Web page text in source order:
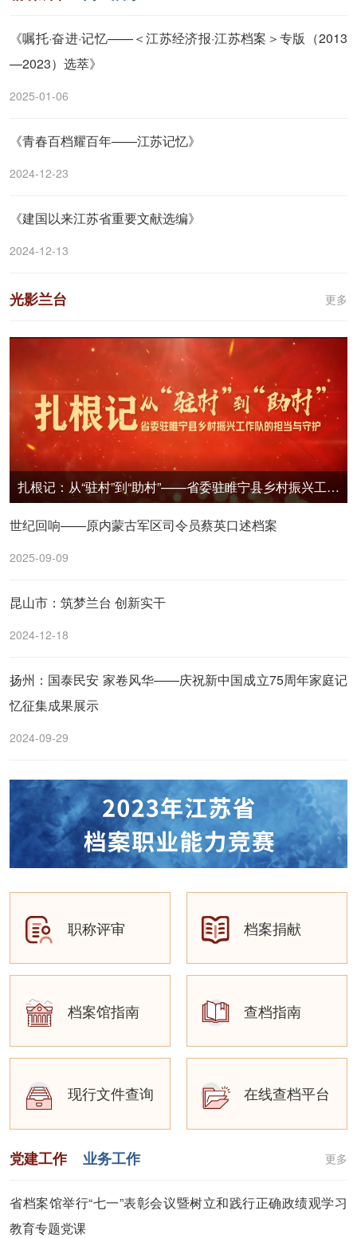
《嘱托·奋进·记忆——＜江苏经济报·江苏档案＞专版（2013
—2023）选萃》
2025-01-06
《青春百档耀百年——江苏记忆》
2024-12-23
《建国以来江苏省重要文献选编》
2024-12-13
光影兰台 更多
扎根记：从“驻村”到“助村”——省委驻睢宁县乡村振兴工作队的担当与守护
世纪回响——原内蒙古军区司令员蔡英口述档案
2025-09-09
昆山市：筑梦兰台 创新实干
2024-12-18
扬州：国泰民安 家卷风华——庆祝新中国成立75周年家庭记
忆征集成果展示
2024-09-29
职称评审 档案捐献
档案馆指南 查档指南
现行文件查询 在线查档平台
党建工作 业务工作 更多
省档案馆举行“七一”表彰会议暨树立和践行正确政绩观学习
教育专题党课